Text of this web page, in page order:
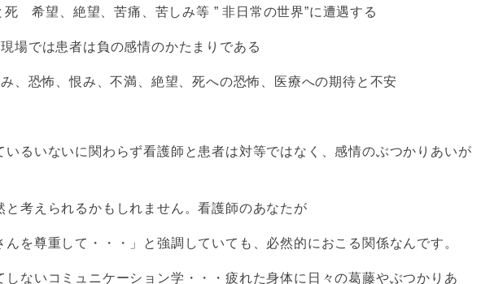
希望、絶望、苦痛、苦しみ等 ” 非日常の世界”に遭遇する
場では患者は負の感情のかたまりである
、恐怖、恨み、不満、絶望、死への恐怖、医療への期待と不安
いるいないに関わらず看護師と患者は対等ではなく、感情のぶつかりあいが
と考えられるかもしれません。看護師のあなたが
んを尊重して・・・」と強調していても、必然的におこる関係なんです。
しないコミュニケーション学・・・疲れた身体に日々の葛藤やぶつかりあ